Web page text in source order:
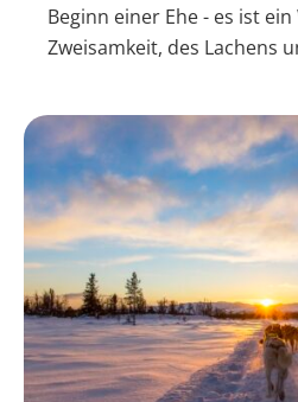
Beginn einer Ehe - es ist
Zweisamkeit, des Lachens